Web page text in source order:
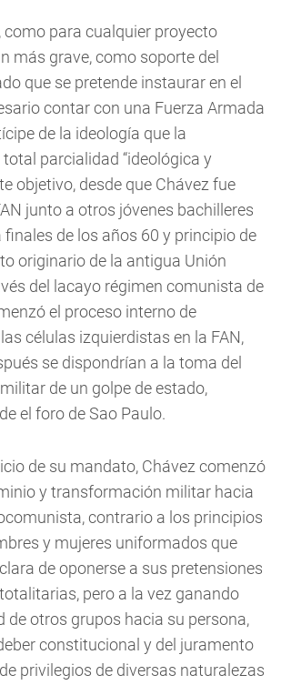
como para cualquier proyecto
más grave, como soporte del
que se pretende instaurar en el
contar con una Fuerza Armada
de la ideología que la
parcialidad “ideológica y
objetivo, desde que Chávez fue
junto a otros jóvenes bachilleres
finales de los años 60 y principio de
originario de la antigua Unión
del lacayo régimen comunista de
el proceso interno de
células izquierdistas en la FAN,
se dispondrían a la toma del
de un golpe de estado,
el foro de Sao Paulo.
de su mandato, Chávez comenzó
y transformación militar hacia
contrario a los principios
y mujeres uniformados que
de oponerse a sus pretensiones
pero a la vez ganando
de otros grupos hacia su persona,
constitucional y del juramento
privilegios de diversas naturalezas